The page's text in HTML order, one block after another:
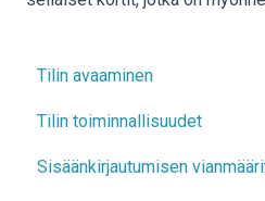
Tilin avaaminen
Tilin toiminnallisuudet
Tilin tiedot
Sisäänkirjautumisen